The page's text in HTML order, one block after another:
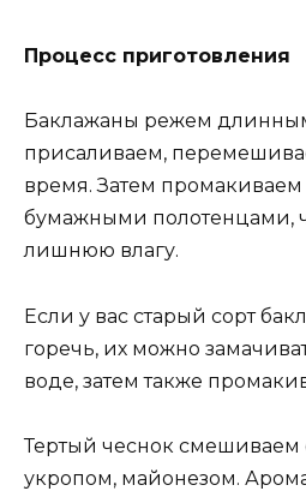
Процесс приготовления
Баклажаны режем
присаливаем,
время. Затем промакиваем
бумажными полотенцами,
лишнюю влагу.
Если у вас старый сорт
горечь, их можно
воде, затем также
Тертый чеснок смешиваем
укропом, майонезом.